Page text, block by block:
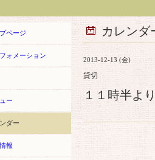
カレンダ
2013-12-13 (金)
貸切
１１時半よ
ページ
ォメーション
ー
ダー
報